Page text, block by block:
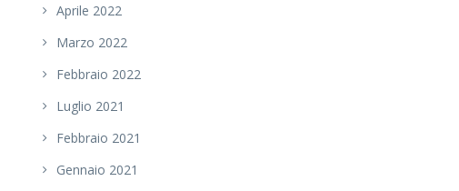
Aprile 2022
Marzo 2022
Febbraio 2022
Luglio 2021
Febbraio 2021
Gennaio 2021